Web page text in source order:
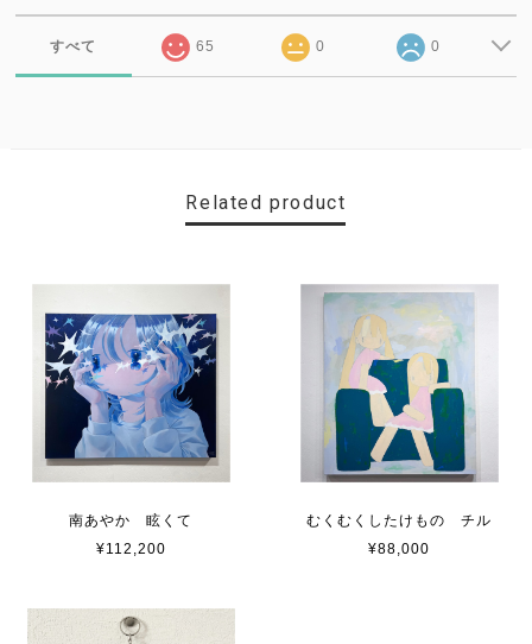
すべて 65 0 0
Related product
南あやか 眩くて
¥112,200
むくむくしたけもの チル
¥88,000